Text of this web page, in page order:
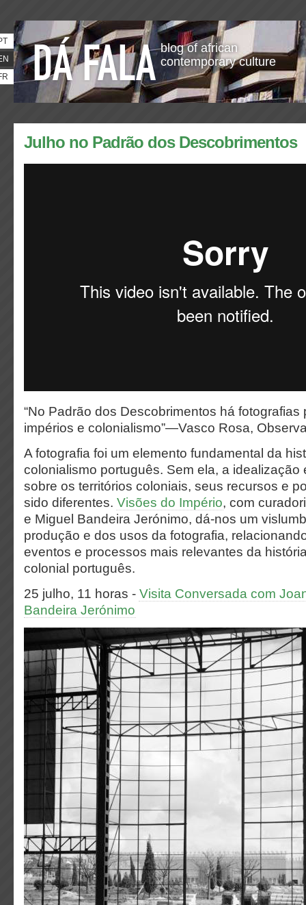
blog of african
contemporary culture
Julho no Padrão dos Descobrimentos
“No Padrão dos Descobrimentos há fotografias
impérios e colonialismo”—Vasco Rosa,
A fotografia foi um elemento fundamental da
colonialismo português. Sem ela, a idealização
sobre os territórios coloniais, seus recursos e
sido diferentes. Visões do Império, com
e Miguel Bandeira Jerónimo, dá-nos um
produção e dos usos da fotografia,
eventos e processos mais relevantes da
colonial português.
25 julho, 11 horas - Visita Conversada com
Bandeira Jerónimo